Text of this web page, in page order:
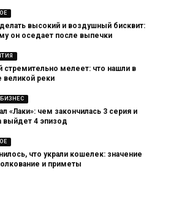
высокий и воздушный бисквит:
он оседает после выпечки
стремительно мелеет: что нашли в
великой реки
«Лаки»: чем закончилась 3 серия и
выйдет 4 эпизод
что украли кошелек: значение
и приметы